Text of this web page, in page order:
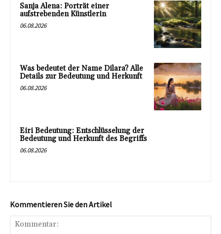
Sanja Alena: Porträt einer
aufstrebenden Künstlerin
06.08.2026
Was bedeutet der Name Dilara? Alle
Details zur Bedeutung und Herkunft
06.08.2026
Eiri Bedeutung: Entschlüsselung der
Bedeutung und Herkunft des Begriffs
06.08.2026
Kommentieren Sie den Artikel